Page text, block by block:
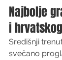
Najbolje
i
Središnji
svečano